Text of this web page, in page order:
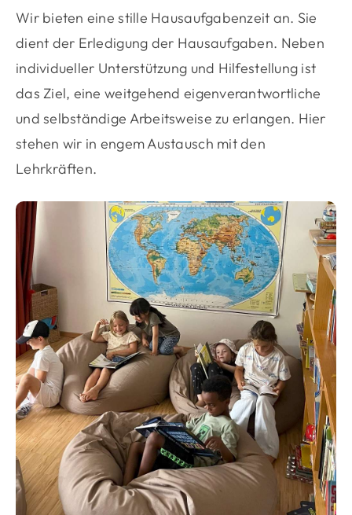
Wir bieten eine stille Hausaufgabenzeit an. Sie
dient der Erledigung der Hausaufgaben. Neben
individueller Unterstützung und Hilfestellung ist
das Ziel, eine weitgehend eigenverantwortliche
und selbständige Arbeitsweise zu erlangen. Hier
stehen wir in engem Austausch mit den
Lehrkräften.